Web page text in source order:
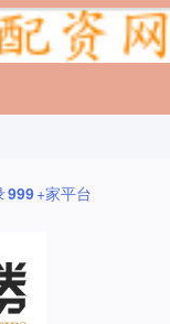
999+家平台